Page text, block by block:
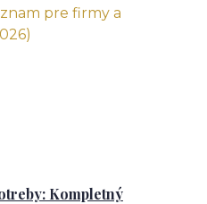
Kompletný